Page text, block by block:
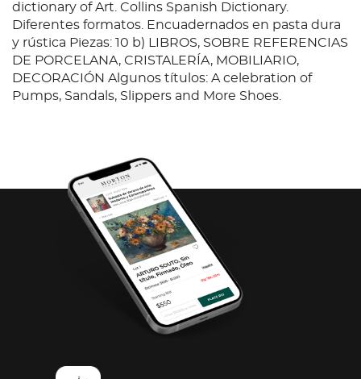
dictionary of Art. Collins Spanish Dictionary.
Diferentes formatos. Encuadernados en pasta dura
y rústica Piezas: 10 b) LIBROS, SOBRE REFERENCIAS
DE PORCELANA, CRISTALERÍA, MOBILIARIO,
DECORACIÓN Algunos títulos: A celebration of
Pumps, Sandals, Slippers and More Shoes.
Barovier. Diferentes formatos. Encuadernados en
pasta dura y rústica Piezas: 15 c) REVISTAS, SOBRE
REFERENCIAS DE PORCELANA, CRISTALERÍA,
MOBILIARIO, DECORACIÓN Algunos títulos:
Halcyon days enamels 1996-1997. Vienne 1900. Glass
on metal, the enamelist´s magazine, diferentes
números. Diferentes formatos. Encuadernados en
pasta dura y rústica Piezas: 55 Total de piezas: 75